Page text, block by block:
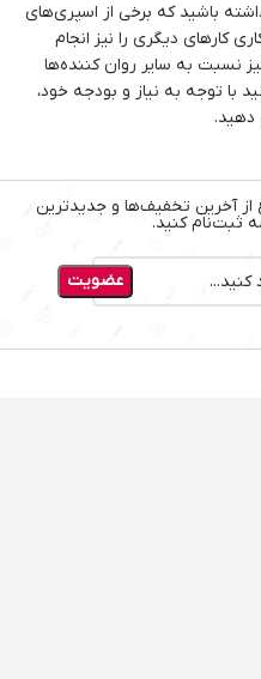
باشید که برخی از اسپری‌های
کارهای دیگری را نیز انجام
نسبت به سایر روان کننده‌ها
توجه به نیاز و بودجه خود،
دهید.
از آخرین تخفیف‌ها و جدیدترین
ثبت‌نام کنید.